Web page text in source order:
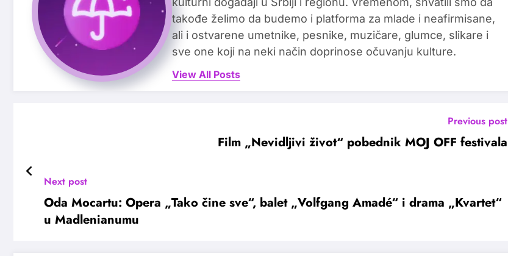
takođe želimo da budemo i platforma za mlade i neafirmisane,
ali i ostvarene umetnike, pesnike, muzičare, glumce, slikare i
sve one koji na neki način doprinose očuvanju kulture.
View All Posts
Previous post
Film „Nevidljivi život“ pobednik MOJ OFF festivala
Next post
Oda Mocartu: Opera „Tako čine sve“, balet „Volfgang Amadé“ i drama „Kvartet“
u Madlenianumu